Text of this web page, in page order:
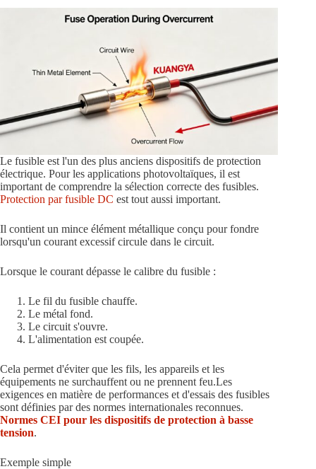
Le fusible est l'un des plus anciens dispositifs de protection
électrique. Pour les applications photovoltaïques, il est
important de comprendre la sélection correcte des fusibles.
Protection par fusible DC est tout aussi important.
Il contient un mince élément métallique conçu pour fondre
lorsqu'un courant excessif circule dans le circuit.
Lorsque le courant dépasse le calibre du fusible :
Le fil du fusible chauffe.
Le métal fond.
Le circuit s'ouvre.
L'alimentation est coupée.
Cela permet d'éviter que les fils, les appareils et les
équipements ne surchauffent ou ne prennent feu.Les
exigences en matière de performances et d'essais des fusibles
sont définies par des normes internationales reconnues.
Normes CEI pour les dispositifs de protection à basse
tension.
Exemple simple